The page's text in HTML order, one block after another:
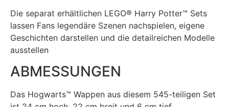
Die separat erhältlichen LEGO® Harry Potter™ Sets
lassen Fans legendäre Szenen nachspielen, eigene
Geschichten darstellen und die detailreichen Modelle
ausstellen
ABMESSUNGEN
Das Hogwarts™ Wappen aus diesem 545-teiligen Set